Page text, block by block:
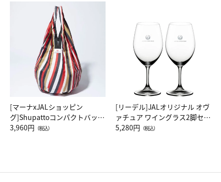
[マーナxJALショッピン
グ]Shupattoコンパクトバッグ
Drop JAL客室乗務員（LC）ス
3,960円 （税込）
[リーデル]JALオリジナル オヴ
ァチュア ワイングラス2脚セッ
ト（レッドワイン）
5,280円 （税込）